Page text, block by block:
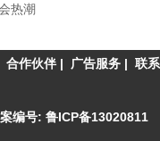
热潮
合作伙伴 | 广告服务 | 联系
编号: 鲁ICP备13020811